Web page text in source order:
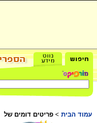
עמוד הבית > פריטים דומים של